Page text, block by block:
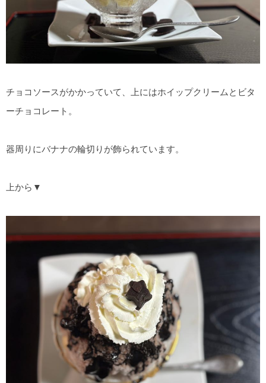
チョコソースがかかっていて、上にはホイップクリームとビタ
ーチョコレート。
器周りにバナナの輪切りが飾られています。
上から▼